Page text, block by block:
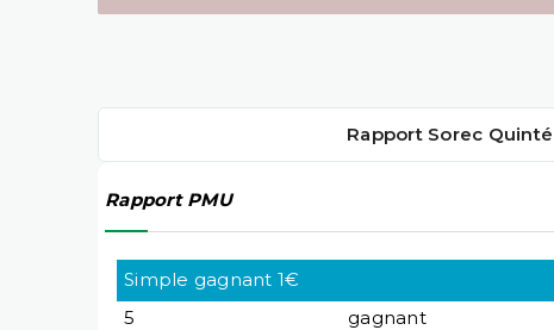
Rapport Sorec Quinté
Rapport PMU
Simple gagnant 1€
5
gagnant